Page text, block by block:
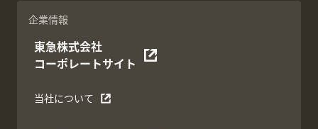
企業情報
東急株式会社
コーポレートサイト
当社について